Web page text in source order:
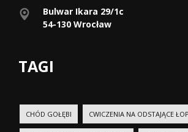
Bulwar Ikara 29/1c
54-130 Wrocław
TAGI
CHÓD GOŁĘBI CWICZENIA NA ODSTAJĄCE